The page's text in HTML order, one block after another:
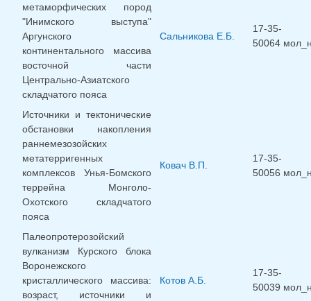
метаморфических пород
"Инимского выступа"
Аргунского
континентального массива
восточной части
Центрально-Азиатского
складчатого пояса
Сальникова Е.Б.
17-35-
50064
Источники и тектонические
обстановки накопления
раннемезозойских
метатерригенных
комплексов Унья-Бомского
террейна Монголо-
Охотского складчатого
пояса
Ковач В.П.
17-35-
50056
Палеопротерозойский
вулканизм Курского блока
Воронежского
кристаллического массива:
возраст, источники и
Котов А.Б.
17-35-
50039